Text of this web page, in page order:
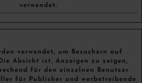
verwendet.
verwendet, um Besuchern auf
Absicht ist, Anzeigen zu zeigen,
für den einzelnen Benutzer
für Publisher und werbetreibende